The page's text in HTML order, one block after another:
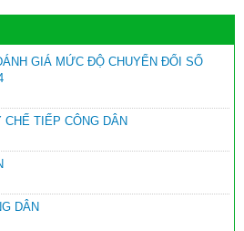
GIÁ MỨC ĐỘ CHUYỂN ĐỔI SỐ
TIẾP CÔNG DÂN
DÂN